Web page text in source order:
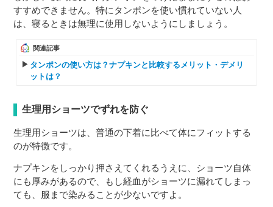
すすめできません。特にタンポンを使い慣れていない人
は、寝るときは無理に使用しないようにしましょう。
関連記事
タンポンの使い方は？ナプキンと比較するメリット・デメリ
ットは？
生理用ショーツでずれを防ぐ
生理用ショーツは、普通の下着に比べて体にフィットする
のが特徴です。
ナプキンをしっかり押さえてくれるうえに、ショーツ自体
にも厚みがあるので、もし経血がショーツに漏れてしまっ
ても、服まで染みることが少ないですよ。